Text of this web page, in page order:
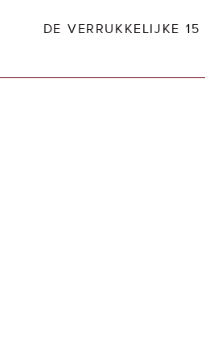
DE VERRUKKELIJKE 15